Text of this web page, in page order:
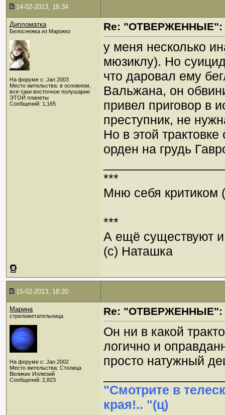
14-02-2013, 18:34
Дипломатка
Белоснежка из Марокко
На форуме с: Jan 2003
Место жительства: в основном,
все-таки восточное полушарие
ЭТОЙ планеты
Сообщений: 1,165
Re: "ОТВЕРЖЕННЫЕ":
у меня несколько
мюзиклу). Но
что даровал ему
Вальжана, он
привел приговор в
преступник, не
Но в этой
орден на грудь
***
Мню себя критиком
***
А ещё существуют и
(с) Наташка
15-02-2013, 18:20
Марина
стрелометательница
На форуме с: Jan 2002
Место жительства: Столица
Великих Иллюзий
Сообщений: 2,823
Re: "ОТВЕРЖЕННЫЕ":
Он ни в какой
логично и
просто натужный
"Смотрите в
края!.. "(ц)